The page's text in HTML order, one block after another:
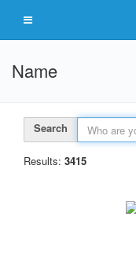
Name
Search
Results: 3415